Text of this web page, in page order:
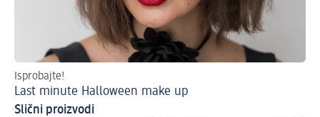
Isprobajte!
Last minute Halloween make up
Slični proizvodi